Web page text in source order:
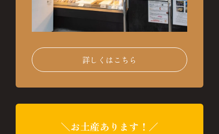
詳しくはこちら
＼お土産あります！／